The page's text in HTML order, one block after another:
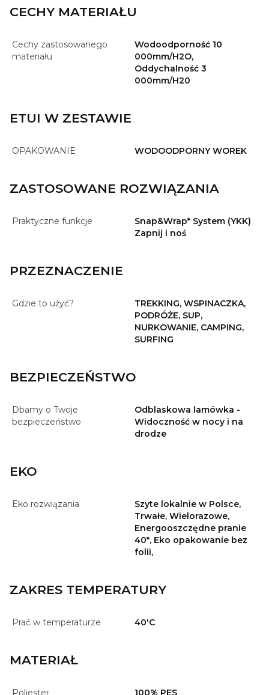
CECHY MATERIAŁU
Cechy zastosowanego
materiału
Wodoodporność 10
000mm/H2O,
Oddychalność 3
000mm/H20
ETUI W ZESTAWIE
OPAKOWANIE WODOODPORNY WOREK
ZASTOSOWANE ROZWIĄZANIA
Praktyczne funkcje
Snap&Wrap* System (YKK)
Zapnij i noś
PRZEZNACZENIE
Gdzie to użyć?
TREKKING, WSPINACZKA,
PODRÓŻE, SUP,
NURKOWANIE, CAMPING,
SURFING
BEZPIECZEŃSTWO
Dbamy o Twoje
bezpieczeństwo
Odblaskowa lamówka -
Widoczność w nocy i na
drodze
EKO
Eko rozwiązania
Szyte lokalnie w Polsce,
Trwałe, Wielorazowe,
Energooszczędne pranie
40*, Eko opakowanie bez
folii,
ZAKRES TEMPERATURY
Prać w temperaturze 40'C
MATERIAŁ
Poliester 100% PES